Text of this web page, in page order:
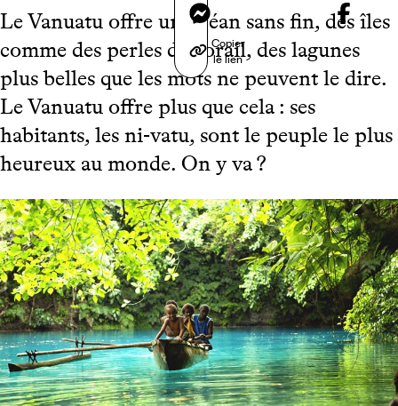
Messenger
Copier
le lien
Le Vanuatu offre un océan sans fin, des îles
comme des perles de corail, des lagunes
plus belles que les mots ne peuvent le dire.
Le Vanuatu offre plus que cela : ses
habitants, les ni-vatu, sont le peuple le plus
heureux au monde. On y va ?